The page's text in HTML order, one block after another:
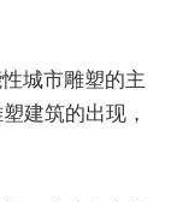
城市雕塑的主
建筑的出现，